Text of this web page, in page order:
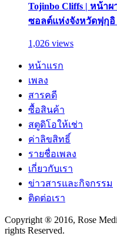
Tojinbo Cliffs | หน้า
ซอลต์แห่งจังหวัดฟุกุ
1,026 views
หน้าแรก
เพลง
สารคดี
ซื้อสินค้า
สตูดิโอให้เช่า
ค่าลิขสิทธิ์
รายชื่อเพลง
เกี่ยวกับเรา
ข่าวสารและกิจกรรม
ติดต่อเรา
Copyright ® 2016, Rose
rights Reserved.